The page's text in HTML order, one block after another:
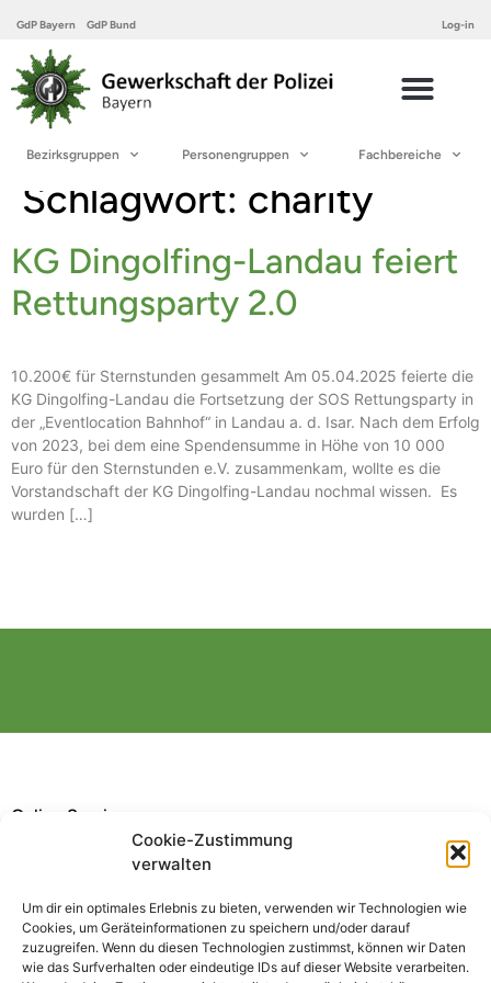
Cookie-Zustimmung
verwalten
Um dir ein optimales Erlebnis zu bieten, verwenden wir Technologien wie
Cookies, um Geräteinformationen zu speichern und/oder darauf
zuzugreifen. Wenn du diesen Technologien zustimmst, können wir Daten
wie das Surfverhalten oder eindeutige IDs auf dieser Website verarbeiten.
GdP Bayern GdP Bund Log-in
Bezirksgruppen Personengruppen Fachbereiche
Schlagwort: charity
KG Dingolfing-Landau feiert
Rettungsparty 2.0
10.200€ für Sternstunden gesammelt Am 05.04.2025 feierte die
KG Dingolfing-Landau die Fortsetzung der SOS Rettungsparty in
der „Eventlocation Bahnhof“ in Landau a. d. Isar. Nach dem Erfolg
von 2023, bei dem eine Spendensumme in Höhe von 10 000
Euro für den Sternstunden e.V. zusammenkam, wollte es die
Vorstandschaft der KG Dingolfing-Landau nochmal wissen. Es
wurden […]
Online Service
Downloads GdP App Pers. Daten